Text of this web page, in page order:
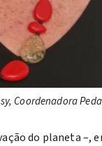
Coordenadora
do planeta –,